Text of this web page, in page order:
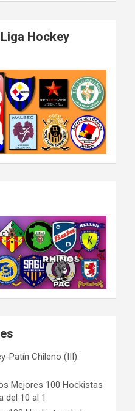
Hockey
Patín Chileno (III):
Mejores 100 Hockistas
del 10 al 1